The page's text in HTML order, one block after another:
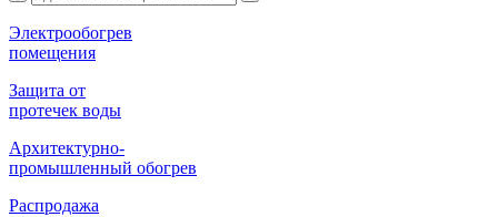
Электрообогрев
помещения
Защита от
протечек воды
Архитектурно-
промышленный обогрев
Распродажа